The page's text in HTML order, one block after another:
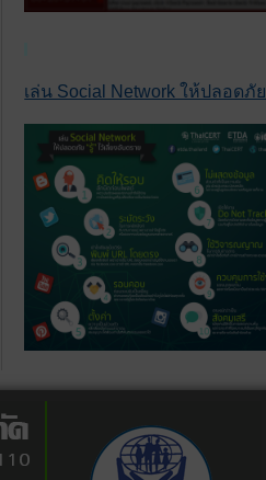
เล่น Social Network ให้ปลอดภัย